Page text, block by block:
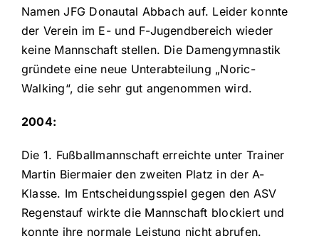
Namen JFG Donautal Abbach auf. Leider konnte
der Verein im E- und F-Jugendbereich wieder
keine Mannschaft stellen. Die Damengymnastik
gründete eine neue Unterabteilung „Noric-
Walking“, die sehr gut angenommen wird.
2004:
Die 1. Fußballmannschaft erreichte unter Trainer
Martin Biermaier den zweiten Platz in der A-
Klasse. Im Entscheidungsspiel gegen den ASV
Regenstauf wirkte die Mannschaft blockiert und
konnte ihre normale Leistung nicht abrufen.